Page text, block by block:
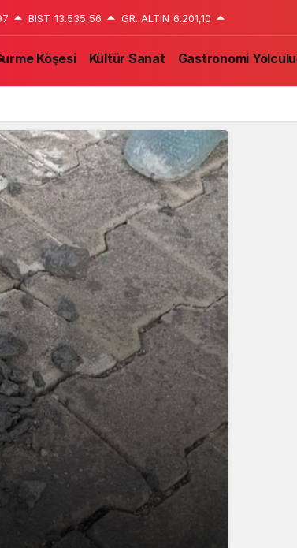
BIST 13.535,56 GR. ALTIN 6.201,10
Köşesi Kültür Sanat Gastronomi